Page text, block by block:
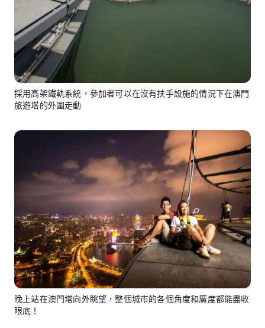
採用高架鐵軌系統，參加者可以在沒有扶手設施的情況下在澳門
旅遊塔的外圍走動
晚上站在澳門塔向外眺望，整個城市的各個角度和廣度都能盡收
眼底！